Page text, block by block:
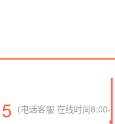
（电话客服 在线时间8:00-